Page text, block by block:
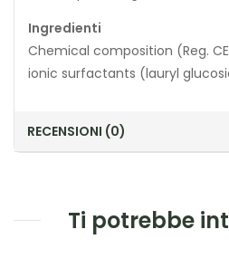
Ingredienti
Chemical composition (Reg.
ionic surfactants (lauryl
RECENSIONI (0)
Ti potrebbe